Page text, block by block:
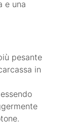
e una
pesante
in